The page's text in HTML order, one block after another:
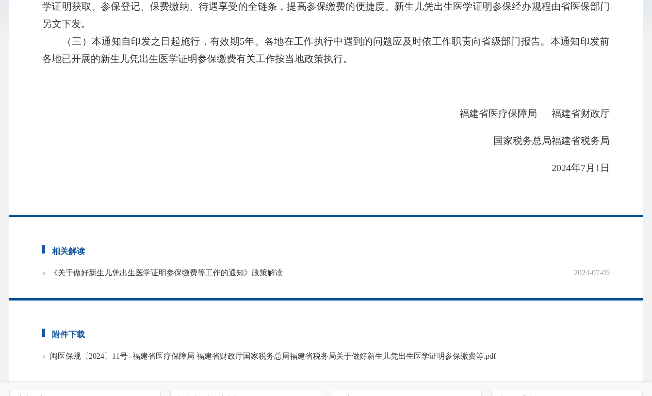
学证明获取、参保登记、保费缴纳、待遇享受的全链条，提高参保缴费的便捷度。新生儿凭出生医学证明参保经办规程由省医保部门
另文下发。
（三）本通知自印发之日起施行，有效期5年。各地在工作执行中遇到的问题应及时依工作职责向省级部门报告。本通知印发前
各地已开展的新生儿凭出生医学证明参保缴费有关工作按当地政策执行。
福建省医疗保障局 福建省财政厅
国家税务总局福建省税务局
2024年7月1日
相关解读
《关于做好新生儿凭出生医学证明参保缴费等工作的通知》政策解读 2024-07-05
附件下载
闽医保规〔2024〕11号--福建省医疗保障局 福建省财政厅国家税务总局福建省税务局关于做好新生儿凭出生医学证明参保缴费等.pdf